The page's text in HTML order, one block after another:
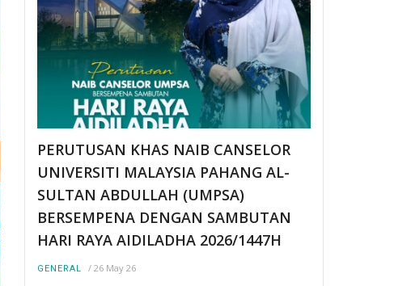
PERUTUSAN KHAS NAIB CANSELOR
UNIVERSITI MALAYSIA PAHANG AL-
SULTAN ABDULLAH (UMPSA)
BERSEMPENA DENGAN SAMBUTAN
HARI RAYA AIDILADHA 2026/1447H
GENERAL / 26 May 26